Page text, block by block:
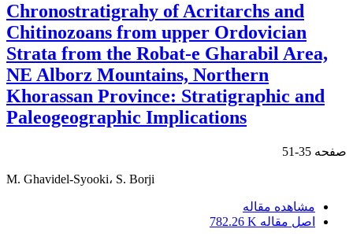
Chronostratigrahy of Acritarchs and
Chitinozoans from upper Ordovician
Strata from the Robat-e Gharabil Area,
NE Alborz Mountains, Northern
Khorassan Province: Stratigraphic and
Paleogeographic Implications
صفحه 35-51
M. Ghavidel-Syooki، S. Borji
مشاهده مقاله
اصل مقاله 782.26 K